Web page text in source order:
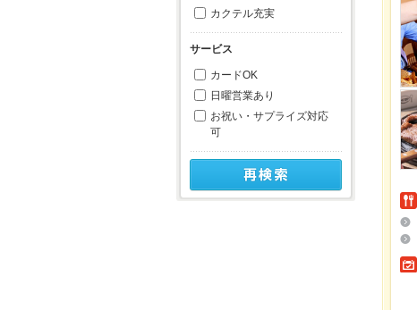
カクテル充実
サービス
カードOK
日曜営業あり
お祝い・サプライズ対応
可